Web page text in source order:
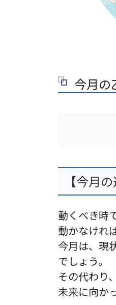
今月の
【今月
動くべき時
動かなけれ
今月は、現
でしょう。
その代わり
未来に向か